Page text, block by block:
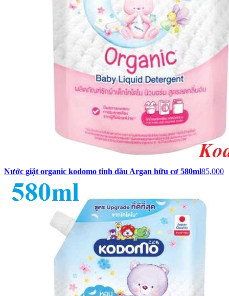
Nước giặt organic kodomo tinh dầu Argan hữu cơ 580ml85,000